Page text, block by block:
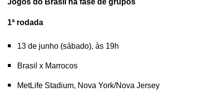
Jogos do Brasil na fase de grupos
1ª rodada
13 de junho (sábado), às 19h
Brasil x Marrocos
MetLife Stadium, Nova York/Nova Jersey